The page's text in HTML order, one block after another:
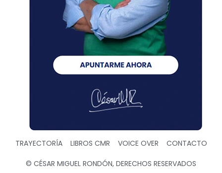
TRAYECTORÍA LIBROS CMR VOICE OVER CONTACTO
© CÉSAR MIGUEL RONDÓN, DERECHOS RESERVADOS